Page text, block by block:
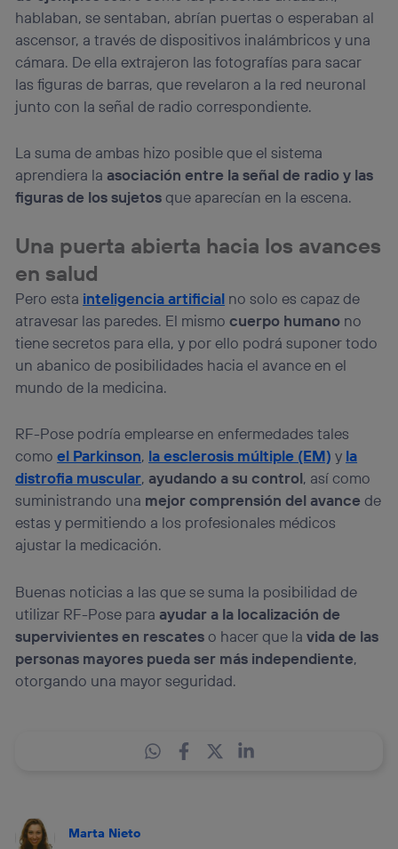
hablaban, se sentaban, abrían puertas o esperaban al
ascensor, a través de dispositivos inalámbricos y una
cámara. De ella extrajeron las fotografías para sacar
las figuras de barras, que revelaron a la red neuronal
junto con la señal de radio correspondiente.
La suma de ambas hizo posible que el sistema
aprendiera la asociación entre la señal de radio y las
figuras de los sujetosque aparecían en la escena.
Una puerta abierta hacia los avances
en salud
Pero esta inteligencia artificial no solo es capaz de
atravesar las paredes. El mismocuerpo humano no
tiene secretos para ella, y por ello podrá suponer todo
un abanico de posibilidades hacia el avance en el
mundo de la medicina.
RF-Pose podría emplearse en enfermedades tales
comoel Parkinson, la esclerosis múltiple (EM) y la
distrofia muscular, ayudando a su control, así como
suministrando una mejor comprensión del avance de
estas y permitiendo a los profesionales médicos
ajustar la medicación.
Buenas noticias a las que se suma la posibilidad de
utilizar RF-Pose para ayudar a la localización de
supervivientes en rescateso hacer que lavida de las
personas mayores pueda ser más independiente,
otorgando una mayor seguridad.
Marta Nieto